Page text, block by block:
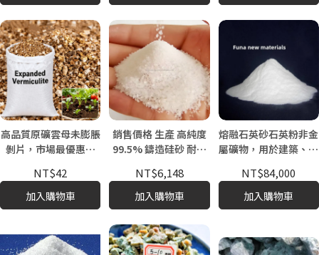
高品質原礦雲母未膨脹
剝片，市場最優惠價
369
NT$42
加入購物車
銷售價格 生產 高純度
99.5% 鑄造硅砂 耐火
造硅砂
NT$6,148
加入購物車
熔融石英砂石英粉非金
屬礦物，用於建築、化
NT$84,000
加入購物車